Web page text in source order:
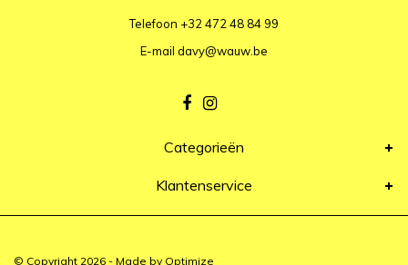
Telefoon +32 472 48 84 99
E-mail davy@wauw.be
Categorieën
Klantenservice
© Copyright 2026 - Made by Optimize